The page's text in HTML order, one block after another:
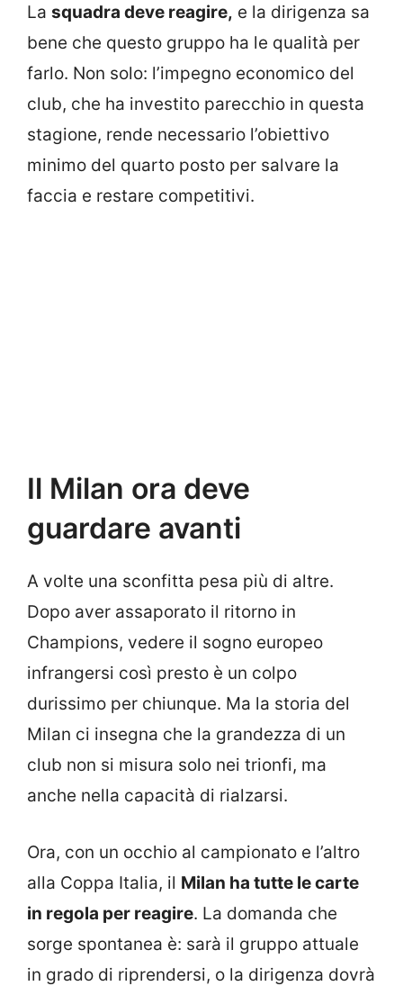
La squadra deve reagire, e la dirigenza sa
bene che questo gruppo ha le qualità per
farlo. Non solo: l’impegno economico del
club, che ha investito parecchio in questa
stagione, rende necessario l’obiettivo
minimo del quarto posto per salvare la
faccia e restare competitivi.
Il Milan ora deve
guardare avanti
A volte una sconfitta pesa più di altre.
Dopo aver assaporato il ritorno in
Champions, vedere il sogno europeo
infrangersi così presto è un colpo
durissimo per chiunque. Ma la storia del
Milan ci insegna che la grandezza di un
club non si misura solo nei trionfi, ma
anche nella capacità di rialzarsi.
Ora, con un occhio al campionato e l’altro
alla Coppa Italia, il Milan ha tutte le carte
in regola per reagire. La domanda che
sorge spontanea è: sarà il gruppo attuale
in grado di riprendersi, o la dirigenza dovrà